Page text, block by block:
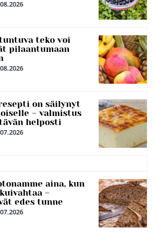
teko voi
pilaantumaan
on säilynyt
– valmistus
helposti
aina, kun
–
edes tunne